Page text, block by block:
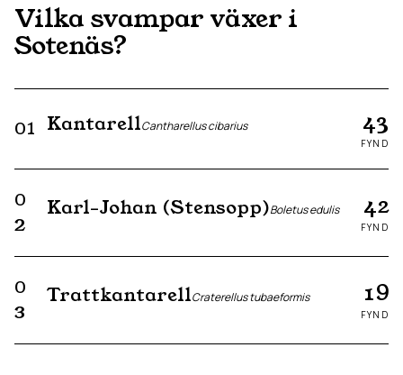
Vilka svampar växer i
Sotenäs?
01 KantarellCantharellus cibarius 43
FYND
0
2
Karl-Johan (Stensopp)Boletus edulis 42
FYND
0
3
TrattkantarellCraterellus tubaeformis 19
FYND